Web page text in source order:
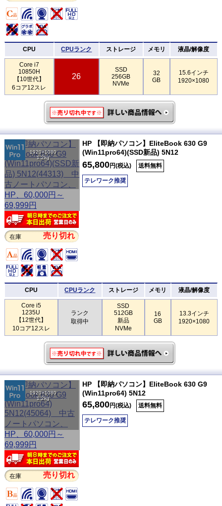
CPU CPUランク ストレージ メモリ 液晶/解像度
Core i7
10850H
【10世代】
6コア12スレ
26
SSD
256GB
NVMe
32
GB
15.6インチ
1920×1080
1920×1080
1.2kg
在庫 売り切れ
HP 【即納パソコン】EliteBook 630 G9
(Win11pro64)(SSD新品) 5N12
65,800円(税込) 送料無料
テレワーク推奨
CPU CPUランク ストレージ メモリ 液晶/解像度
Core i5
1235U
【12世代】
10コア12スレ
ランク
取得中
SSD
512GB
新品
NVMe
16
GB
13.3インチ
1920×1080
1920×1080
1.2kg
在庫 売り切れ
HP 【即納パソコン】EliteBook 630 G9
(Win11pro64) 5N12
65,800円(税込) 送料無料
テレワーク推奨